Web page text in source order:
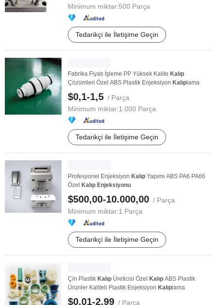
Minimum miktar:500 Parça
Tedarikçi ile İletişime Geçin
Fabrika Fiyatı İşleme PP Yüksek Kalite Kalıp
Çözümleri Özel ABS Plastik Enjeksiyon Kalıp lama
$0,1-1,5 / Parça
Minimum miktar:1.000 Parça
Tedarikçi ile İletişime Geçin
Profesyonel Enjeksiyon Kalıp Yapımı ABS PA6 PA66
Özel
Kalıp Enjeksiyonu
$500,00-10.000,00 / Parça
Minimum miktar:1 Parça
Tedarikçi ile İletişime Geçin
Çin Plastik Kalıp Üreticisi Özel Kalıp ABS Plastik
Ürünler Kaliteli Plastik Enjeksiyon Kalıp lama
$0,01-2,99 / Parça